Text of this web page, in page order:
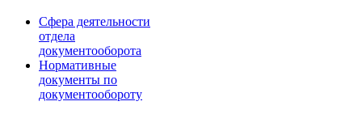
Сфера деятельности
отдела
документооборота
Нормативные
документы по
документообороту